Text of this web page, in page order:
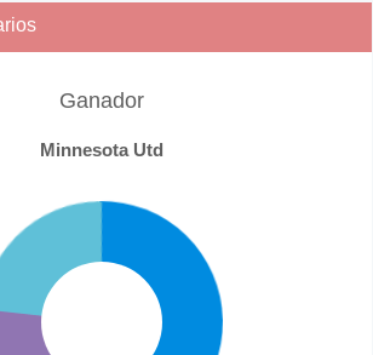
Ganador
Minnesota Utd